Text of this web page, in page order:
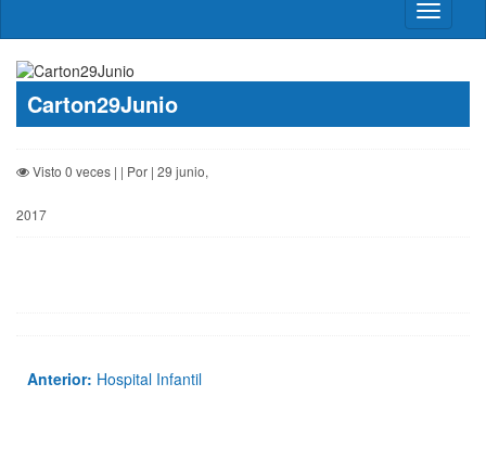
Activar/
menú
Carton29Junio
Visto 0 veces | | Por | 29 junio,
2017
Anterior: Hospital Infantil